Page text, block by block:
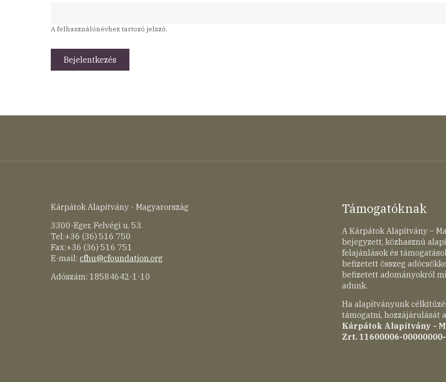
A felhasználónévhez tartozó jelszó.
Kárpátok Alapítvány - Magyarország
3300-Eger, Felvégi u. 53.
Tel:+36 (36) 516 750
Fax:+36 (36) 516 751
E-mail: cfhu@cfoundation.org
Adószám: 18584642-1-10
Támogatóknak
A Kárpátok Alapítvány –
bejegyzett, közhasznú
felajánlások és
befizetett összeg
befizetett adományokról
adunk.
Ha alapítványunk
támogatni, hozzájárulását
Kárpátok Alapítvány -
Zrt. 11600006-